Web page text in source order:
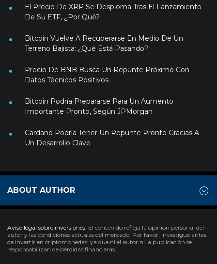
El Precio De XRP Se Desploma Tras El Lanzamiento
De Su ETF, ¿Por Qué?
Bitcoin Vuelve A Recuperarse En Medio De Un
Terreno Bajista: ¿Qué Está Pasando?
Precio De BNB Busca Un Repunte Próximo Con
Datos Técnicos Positivos
Bitcoin Podría Prepararse Para Un Aumento
Importante Pronto, Según JPMorgan
Cardano Podría Tener Un Repunte Pronto Gracias A
Un Desarrollo Clave
ABOUT AUTHOR
Aviso legal sobre inversiones: El contenido refleja la opinión personal del
autor y las condiciones actuales del mercado. Por favor, investigue antes
de invertir en criptomonedas, ya que ni el autor ni la publicación se
responsabilizan de pérdidas financieras.